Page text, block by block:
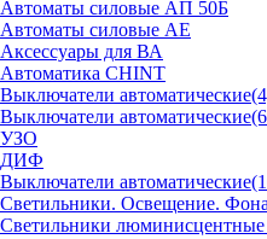
Автоматы силовые АП 50Б
Автоматы силовые АЕ
Аксессуары для ВА
Автоматика CHINT
Выключатели
Выключатели
УЗО
ДИФ
Выключатели
Светильники. Освещение.
Светильники